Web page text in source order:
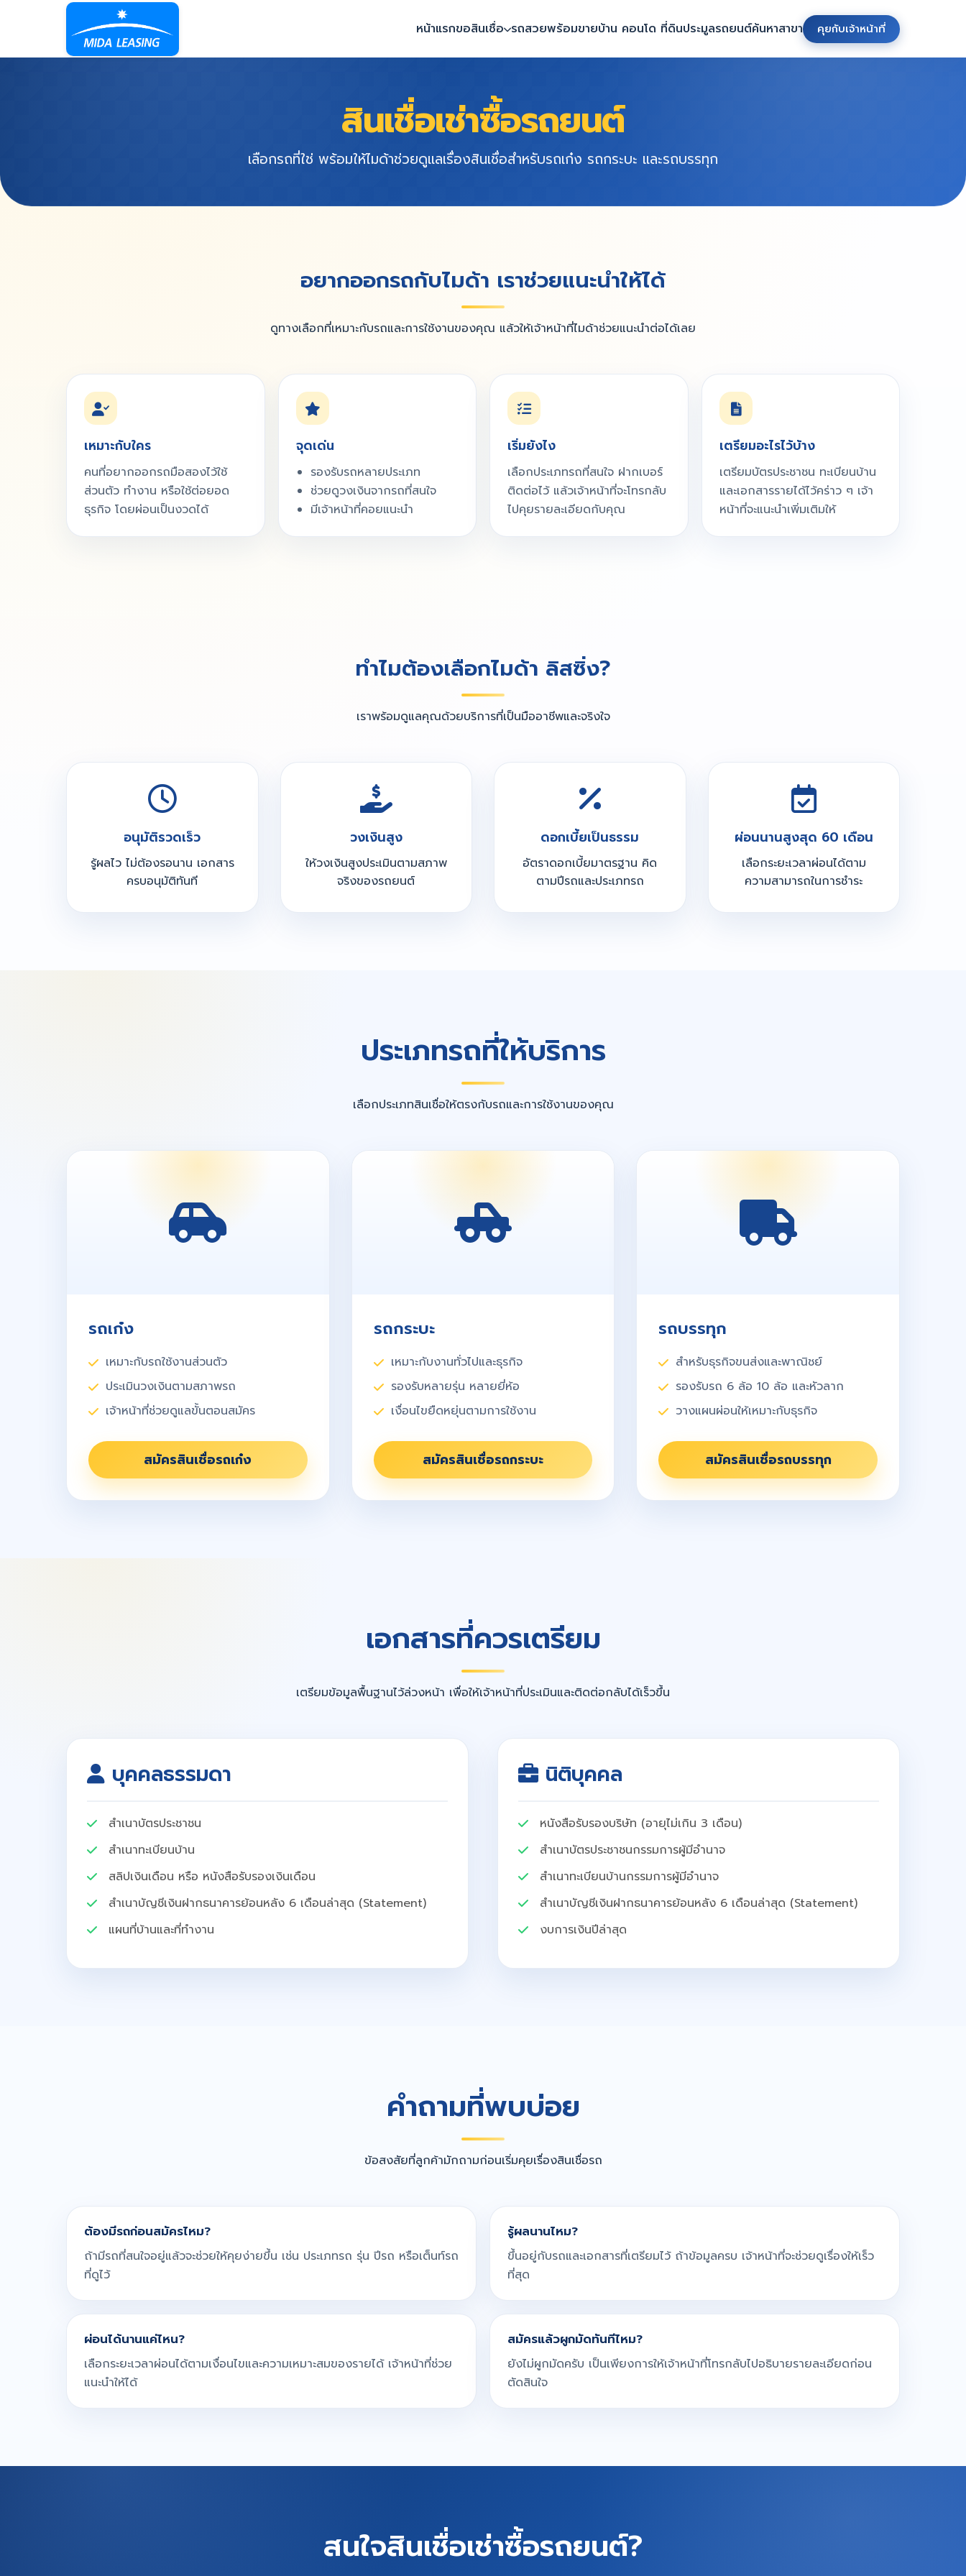
หน้าแรกขอสินเชื่อ รถสวยพร้อมขายบ้าน คอนโด ที่ดินประมูลรถยนต์ค้นหาสาขา คุยกับเจ้าหน้าที่
สินเชื่อเช่าซื้อรถยนต์
เลือกรถที่ใช่ พร้อมให้ไมด้าช่วยดูแลเรื่องสินเชื่อสำหรับรถเก๋ง รถกระบะ และรถบรรทุก
อยากออกรถกับไมด้า เราช่วยแนะนำให้ได้
ดูทางเลือกที่เหมาะกับรถและการใช้งานของคุณ แล้วให้เจ้าหน้าที่ไมด้าช่วยแนะนำต่อได้เลย
เหมาะกับใคร
คนที่อยากออกรถมือสองไว้ใช้
ส่วนตัว ทำงาน หรือใช้ต่อยอด
ธุรกิจ โดยผ่อนเป็นงวดได้
จุดเด่น
รองรับรถหลายประเภท
ช่วยดูวงเงินจากรถที่สนใจ
มีเจ้าหน้าที่คอยแนะนำ
เริ่มยังไง
เลือกประเภทรถที่สนใจ ฝากเบอร์
ติดต่อไว้ แล้วเจ้าหน้าที่จะโทรกลับ
ไปคุยรายละเอียดกับคุณ
เตรียมอะไรไว้บ้าง
เตรียมบัตรประชาชน ทะเบียนบ้าน
และเอกสารรายได้ไว้คร่าว ๆ เจ้า
หน้าที่จะแนะนำเพิ่มเติมให้
ทำไมต้องเลือกไมด้า ลิสซิ่ง?
เราพร้อมดูแลคุณด้วยบริการที่เป็นมืออาชีพและจริงใจ
อนุมัติรวดเร็ว
รู้ผลไว ไม่ต้องรอนาน เอกสาร
ครบอนุมัติทันที
วงเงินสูง
ให้วงเงินสูงประเมินตามสภาพ
จริงของรถยนต์
ดอกเบี้ยเป็นธรรม
อัตราดอกเบี้ยมาตรฐาน คิด
ตามปีรถและประเภทรถ
ผ่อนนานสูงสุด 60 เดือน
เลือกระยะเวลาผ่อนได้ตาม
ความสามารถในการชำระ
ประเภทรถที่ให้บริการ
เลือกประเภทสินเชื่อให้ตรงกับรถและการใช้งานของคุณ
รถเก๋ง
เหมาะกับรถใช้งานส่วนตัว
ประเมินวงเงินตามสภาพรถ
เจ้าหน้าที่ช่วยดูแลขั้นตอนสมัคร
สมัครสินเชื่อรถเก๋ง
รถกระบะ
เหมาะกับงานทั่วไปและธุรกิจ
รองรับหลายรุ่น หลายยี่ห้อ
เงื่อนไขยืดหยุ่นตามการใช้งาน
สมัครสินเชื่อรถกระบะ
รถบรรทุก
สำหรับธุรกิจขนส่งและพาณิชย์
รองรับรถ 6 ล้อ 10 ล้อ และหัวลาก
วางแผนผ่อนให้เหมาะกับธุรกิจ
สมัครสินเชื่อรถบรรทุก
เอกสารที่ควรเตรียม
เตรียมข้อมูลพื้นฐานไว้ล่วงหน้า เพื่อให้เจ้าหน้าที่ประเมินและติดต่อกลับได้เร็วขึ้น
บุคคลธรรมดา
สำเนาบัตรประชาชน
สำเนาทะเบียนบ้าน
สลิปเงินเดือน หรือ หนังสือรับรองเงินเดือน
สำเนาบัญชีเงินฝากธนาคารย้อนหลัง 6 เดือนล่าสุด (Statement)
แผนที่บ้านและที่ทำงาน
นิติบุคคล
หนังสือรับรองบริษัท (อายุไม่เกิน 3 เดือน)
สำเนาบัตรประชาชนกรรมการผู้มีอำนาจ
สำเนาทะเบียนบ้านกรรมการผู้มีอำนาจ
สำเนาบัญชีเงินฝากธนาคารย้อนหลัง 6 เดือนล่าสุด (Statement)
งบการเงินปีล่าสุด
คำถามที่พบบ่อย
ข้อสงสัยที่ลูกค้ามักถามก่อนเริ่มคุยเรื่องสินเชื่อรถ
ต้องมีรถก่อนสมัครไหม?
ถ้ามีรถที่สนใจอยู่แล้วจะช่วยให้คุยง่ายขึ้น เช่น ประเภทรถ รุ่น ปีรถ หรือเต็นท์รถ
ที่ดูไว้
รู้ผลนานไหม?
ขึ้นอยู่กับรถและเอกสารที่เตรียมไว้ ถ้าข้อมูลครบ เจ้าหน้าที่จะช่วยดูเรื่องให้เร็ว
ที่สุด
ผ่อนได้นานแค่ไหน?
เลือกระยะเวลาผ่อนได้ตามเงื่อนไขและความเหมาะสมของรายได้ เจ้าหน้าที่ช่วย
แนะนำให้ได้
สมัครแล้วผูกมัดทันทีไหม?
ยังไม่ผูกมัดครับ เป็นเพียงการให้เจ้าหน้าที่โทรกลับไปอธิบายรายละเอียดก่อน
ตัดสินใจ
สนใจสินเชื่อเช่าซื้อรถยนต์?